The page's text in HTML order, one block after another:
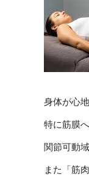
身体が心
特に筋膜
関節可動
また「筋